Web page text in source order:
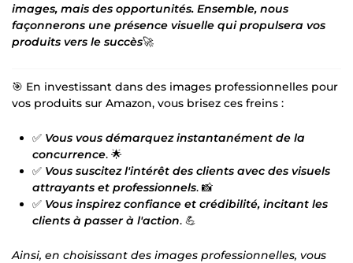
images, mais des opportunités. Ensemble, nous
façonnerons une présence visuelle qui propulsera vos
produits vers le succès🚀
🎯 En investissant dans des images professionnelles pour
vos produits sur Amazon, vous brisez ces freins :
✅ Vous vous démarquez instantanément de la
concurrence. 🌟
✅ Vous suscitez l'intérêt des clients avec des visuels
attrayants et professionnels. 📸
✅ Vous inspirez confiance et crédibilité, incitant les
clients à passer à l'action. 💪
Ainsi, en choisissant des images professionnelles, vous